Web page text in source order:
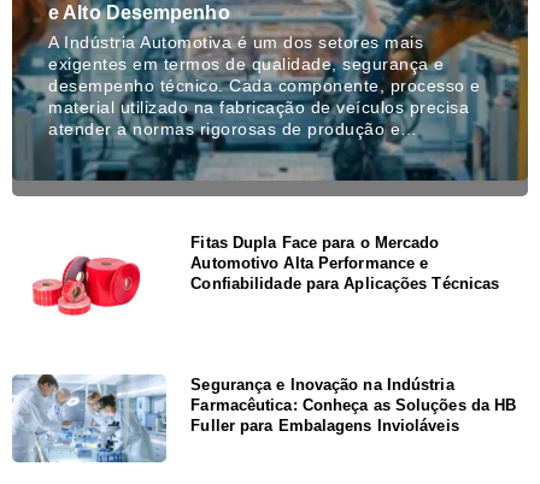
e Alto Desempenho
A Indústria Automotiva é um dos setores mais
exigentes em termos de qualidade, segurança e
desempenho técnico. Cada componente, processo e
material utilizado na fabricação de veículos precisa
atender a normas rigorosas de produção e…
Fitas Dupla Face para o Mercado
Automotivo Alta Performance e
Confiabilidade para Aplicações Técnicas
Segurança e Inovação na Indústria
Farmacêutica: Conheça as Soluções da HB
Fuller para Embalagens Invioláveis